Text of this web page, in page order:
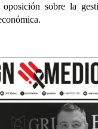
sobre la